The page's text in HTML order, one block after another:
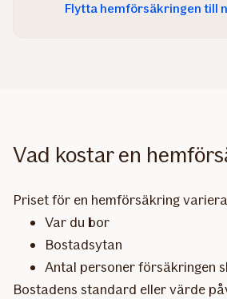
Flytta hemförsäkringen till
Vad kostar en
Priset för en hemförsäkring
Var du bor
Bostadsytan
Antal personer försäkringen
Bostadens standard eller värde